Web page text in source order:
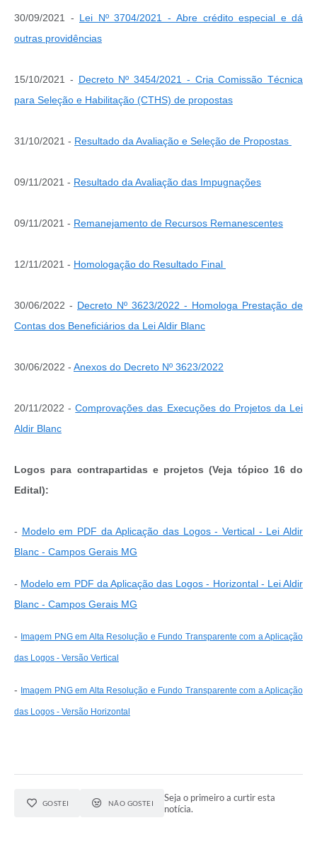
30/09/2021 - Lei Nº 3704/2021 - Abre crédito especial e dá
outras providências
15/10/2021 - Decreto Nº 3454/2021 - Cria Comissão Técnica
para Seleção e Habilitação (CTHS) de propostas
31/10/2021 - Resultado da Avaliação e Seleção de Propostas
09/11/2021 - Resultado da Avaliação das Impugnações
09/11/2021 - Remanejamento de Recursos Remanescentes
12/11/2021 - Homologação do Resultado Final
30/06/2022 - Decreto Nº 3623/2022 - Homologa Prestação de
Contas dos Beneficiários da Lei Aldir Blanc
30/06/2022 - Anexos do Decreto Nº 3623/2022
20/11/2022 -Comprovações das Execuções do Projetos da Lei
Aldir Blanc
Logos para contrapartidas e projetos (Veja tópico 16 do
Edital):
- Modelo em PDF da Aplicação das Logos - Vertical - Lei Aldir
Blanc - Campos Gerais MG
- Modelo em PDF da Aplicação das Logos - Horizontal - Lei Aldir
Blanc - Campos Gerais MG
- Imagem PNG em Alta Resolução e Fundo Transparente com a Aplicação
das Logos - Versão Vertical
- Imagem PNG em Alta Resolução e Fundo Transparente com a Aplicação
das Logos - Versão Horizontal
GOSTEI NÃO GOSTEI
Seja o primeiro a curtir esta
notícia.